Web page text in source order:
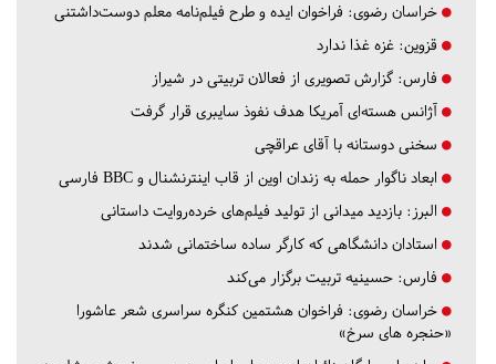
خراسان رضوی: فراخوان ایده و طرح فیلم‌نامه معلم دوست‌داشتنی
قزوین: غزه غذا ندارد
فارس: گزارش تصویری از فعالان تربیتی در شیراز
آژانس هسته‌ای آمریکا هدف نفوذ سایبری قرار گرفت
سخنی دوستانه با آقای عراقچی
ابعاد ناگوار حمله به زندان اوین از قاب اینترنشنال و BBC فارسی
البرز: بازدید میدانی از تولید فیلم‌های خرده‌روایت داستانی
استادان دانشگاهی که کارگر ساده ساختمانی شدند
فارس: حسینیه تربیت برگزار می‌کند
خراسان رضوی: فراخوان هشتمین کنگره سراسری شعر عاشورا
«حنجره های سرخ»